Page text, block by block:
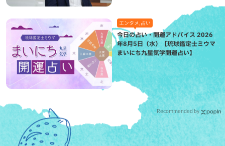
エンタメ,占い
今日の占い・開運アドバイス 2026
年8月5日（水）【琉球鑑定士ミウマ
まいにち九星気学開運占い】
Recommended by